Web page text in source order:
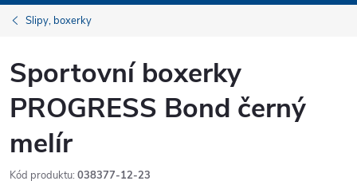
Slipy, boxerky
Sportovní boxerky
PROGRESS Bond černý
melír
Kód produktu: 038377-12-23